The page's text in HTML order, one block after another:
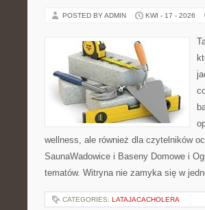
POSTED BY ADMIN KWI - 17 - 2026
wellness, ale również dla czytelników
SaunaWadowice i Baseny Domowe i
tematów. Witryna nie zamyka się w
CATEGORIES: LATAJACACHOLERA